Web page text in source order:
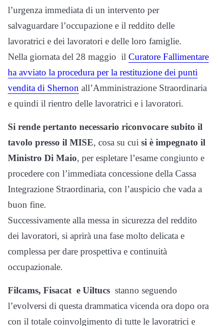
l’urgenza immediata di un intervento per
salvaguardare l’occupazione e il reddito delle
lavoratrici e dei lavoratori e delle loro famiglie.
Nella giornata del 28 maggio il Curatore Fallimentare
ha avviato la procedura per la restituzione dei punti
vendita di Shernon all’Amministrazione Straordinaria
e quindi il rientro delle lavoratrici e i lavoratori.
Si rende pertanto necessario riconvocare subito il
tavolo presso il MISE, cosa su cui si è impegnato il
Ministro Di Maio, per espletare l’esame congiunto e
procedere con l’immediata concessione della Cassa
Integrazione Straordinaria, con l’auspicio che vada a
buon fine.
Successivamente alla messa in sicurezza del reddito
dei lavoratori, si aprirà una fase molto delicata e
complessa per dare prospettiva e continuità
occupazionale.
Filcams, Fisacat e Uiltucs stanno seguendo
l’evolversi di questa drammatica vicenda ora dopo ora
con il totale coinvolgimento di tutte le lavoratrici e